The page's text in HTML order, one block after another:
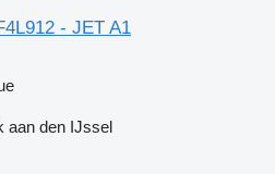
- JET A1
aan den IJssel